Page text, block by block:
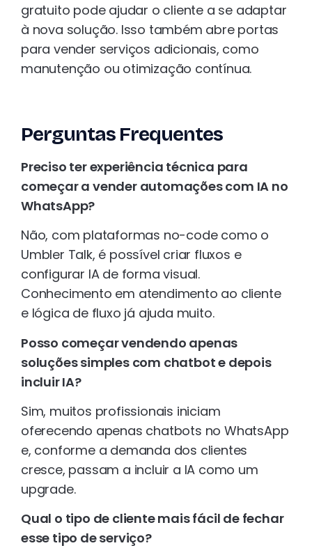
gratuito pode ajudar o cliente a se adaptar
à nova solução. Isso também abre portas
para vender serviços adicionais, como
manutenção ou otimização contínua.
Perguntas Frequentes
Preciso ter experiência técnica para
começar a vender automações com IA no
WhatsApp?
Não, com plataformas no-code como o
Umbler Talk, é possível criar fluxos e
configurar IA de forma visual.
Conhecimento em atendimento ao cliente
e lógica de fluxo já ajuda muito.
Posso começar vendendo apenas
soluções simples com chatbot e depois
incluir IA?
Sim, muitos profissionais iniciam
oferecendo apenas chatbots no WhatsApp
e, conforme a demanda dos clientes
cresce, passam a incluir a IA como um
upgrade.
Qual o tipo de cliente mais fácil de fechar
esse tipo de serviço?